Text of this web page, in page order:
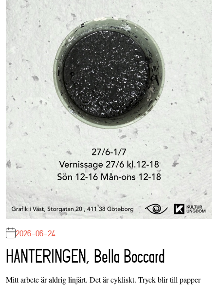
2026-06-24
HANTERINGEN, Bella Boccard
Mitt arbete är aldrig linjärt. Det är cykliskt. Tryck blir till papper